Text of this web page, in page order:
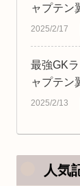
ャプテン
2025/2/17
最強GK
ャプテン
2025/2/13
人気